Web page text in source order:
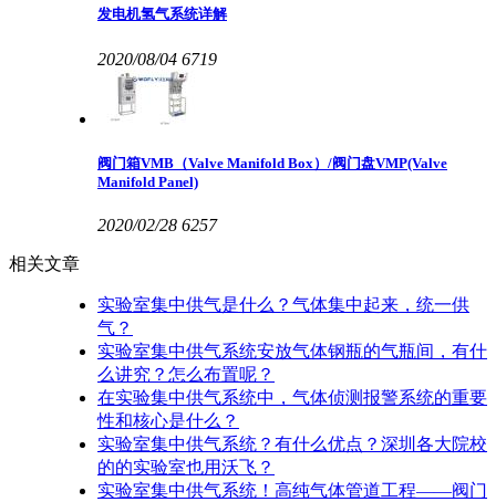
发电机氢气系统详解
2020/08/04 6719
阀门箱VMB（Valve Manifold Box）/阀门盘VMP(Valve
Manifold Panel)
2020/02/28 6257
相关文章
实验室集中供气是什么？气体集中起来，统一供
气？
实验室集中供气系统安放气体钢瓶的气瓶间，有什
么讲究？怎么布置呢？
在实验集中供气系统中，气体侦测报警系统的重要
性和核心是什么？
实验室集中供气系统？有什么优点？深圳各大院校
的的实验室也用沃飞？
实验室集中供气系统！高纯气体管道工程——阀门